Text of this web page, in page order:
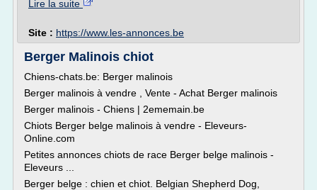
Lire la suite
Site : https://www.les-annonces.be
Berger Malinois chiot
Chiens-chats.be: Berger malinois
Berger malinois à vendre , Vente - Achat Berger malinois
Berger malinois - Chiens | 2ememain.be
Chiots Berger belge malinois à vendre - Eleveurs-
Online.com
Petites annonces chiots de race Berger belge malinois -
Eleveurs ...
Berger belge : chien et chiot. Belgian Shepherd Dog,